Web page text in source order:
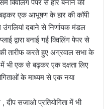
क्विलिंग पेपर से हार बनाने की
बढ़कर एक आभूषण के हार की कॉपी
दबाने से निर्णायक मंडल
द्वारा बनाई गई क्विलिंग पेपर से
की तारीफ करते हुए अग्रवाल सभा के
भी एक से बढ़कर एक दक्षता लिए
के माध्यम से एक नया
दीप सजाओ प्रतियोगिता में भी